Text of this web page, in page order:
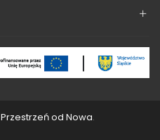
Przestrzeń od Nowa.